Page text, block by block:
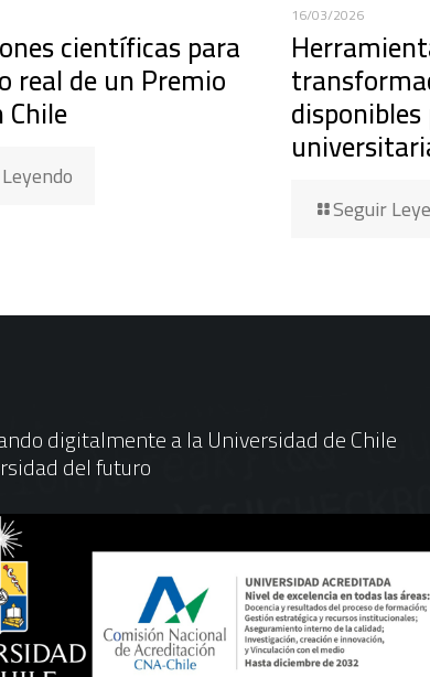
científicas para
real de un Premio
16/03/2026
Seguir
digitalmente a la Universidad de Chile
del futuro